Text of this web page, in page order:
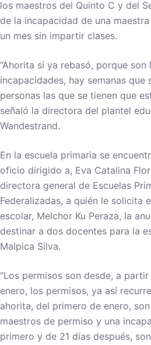
los maestros del Quinto C y del
de la incapacidad de una
un mes sin impartir clases.
“Ahorita sí ya rebasó, porque son
incapacidades, hay semanas que
personas las que se tienen que
señaló la directora del plantel
Wandestrand.
En la escuela primaria se
oficio dirigido a, Eva Catalina
directora general de Escuelas
Federalizadas, a quién le solicita
escolar, Melchor Ku Peraza, la
destinar a dos docentes para la
Malpica Silva.
“Los permisos son desde, a
enero, los permisos, ya así
ahorita, del primero de enero,
maestros de permiso y una
primero y de 21 días después,